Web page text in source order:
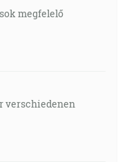
megfelelő
verschiedenen